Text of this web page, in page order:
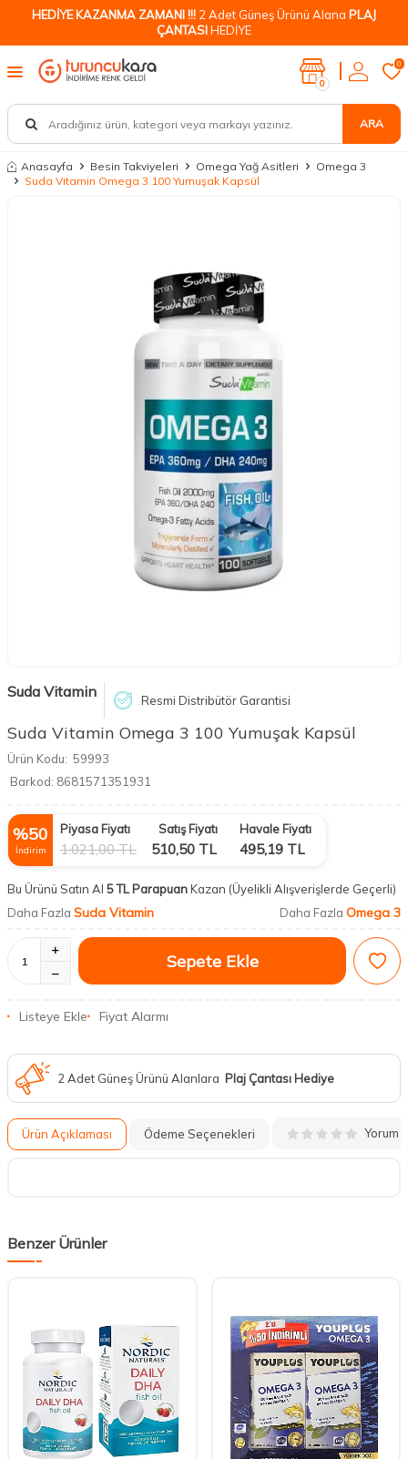
HEDİYE KAZANMA ZAMANI !!! 2 Adet Güneş Ürünü Alana PLAJ
ÇANTASIHEDİYE
ARA
0
0
Anasayfa Besin Takviyeleri Omega Yağ Asitleri
Omega 3
Suda Vitamin Omega 3 100 Yumuşak Kapsül
Suda Vitamin Resmi Distribütör Garantisi
Suda Vitamin Omega 3 100 Yumuşak Kapsül
Ürün Kodu: 59993
Barkod: 8681571351931
%50
İndirim
Piyasa Fiyatı
1.021,00TL
Satış Fiyatı
510,50 TL
Havale Fiyatı
495,19 TL
Bu Ürünü Satın Al 5 TL ParapuanKazan (Üyelikli Alışverişlerde Geçerli)
Daha Fazla Suda Vitamin Daha Fazla Omega 3
Sepete Ekle
Listeye Ekle Fiyat Alarmı
2 Adet Güneş Ürünü Alanlara Plaj Çantası Hediye
Ürün Açıklaması Ödeme Seçenekleri Yorum
Benzer Ürünler